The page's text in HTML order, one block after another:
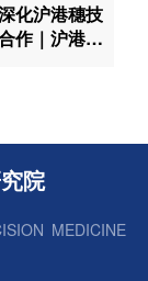
化沪港穗技
作｜沪港智
院
MEDICINE